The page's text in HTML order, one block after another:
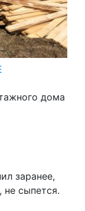
дома
заранее,
не сыпется.